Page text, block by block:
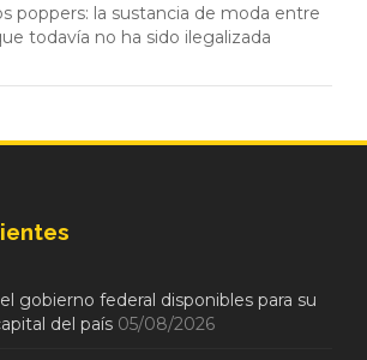
poppers: la sustancia de moda entre
todavía no ha sido ilegalizada
gobierno federal disponibles para su
del país 05/08/2026